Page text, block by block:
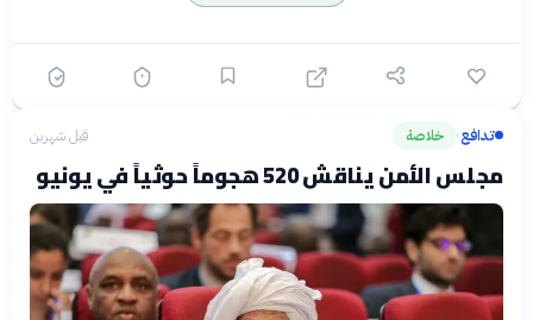
تدافع› خلاصة قبل شهرين
مجلس الأمن يناقش 520 هجوماً حوثياً في يونيو